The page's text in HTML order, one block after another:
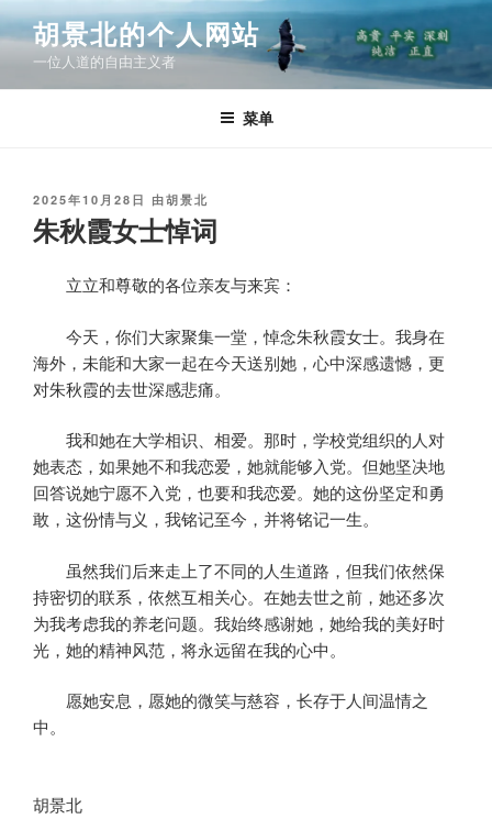
跳
至
容
胡景北的个人网站
一位人道的自由主义者
菜单
发
布
于
2025年10月28日 由胡景北
朱秋霞女士悼词
立立和尊敬的各位亲友与来宾：
今天，你们大家聚集一堂，悼念朱秋霞女士。我身在
海外，未能和大家一起在今天送别她，心中深感遗憾，更
对朱秋霞的去世深感悲痛。
我和她在大学相识、相爱。那时，学校党组织的人对
她表态，如果她不和我恋爱，她就能够入党。但她坚决地
回答说她宁愿不入党，也要和我恋爱。她的这份坚定和勇
敢，这份情与义，我铭记至今，并将铭记一生。
虽然我们后来走上了不同的人生道路，但我们依然保
持密切的联系，依然互相关心。在她去世之前，她还多次
为我考虑我的养老问题。我始终感谢她，她给我的美好时
光，她的精神风范，将永远留在我的心中。
愿她安息，愿她的微笑与慈容，长存于人间温情之
中。
胡景北